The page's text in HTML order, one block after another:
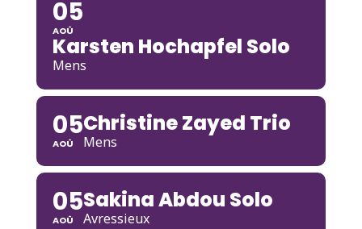
05
AOÛ
Karsten Hochapfel Solo
Mens
05
AOÛ
Christine Zayed Trio
Mens
05
AOÛ
Sakina Abdou Solo
Avressieux